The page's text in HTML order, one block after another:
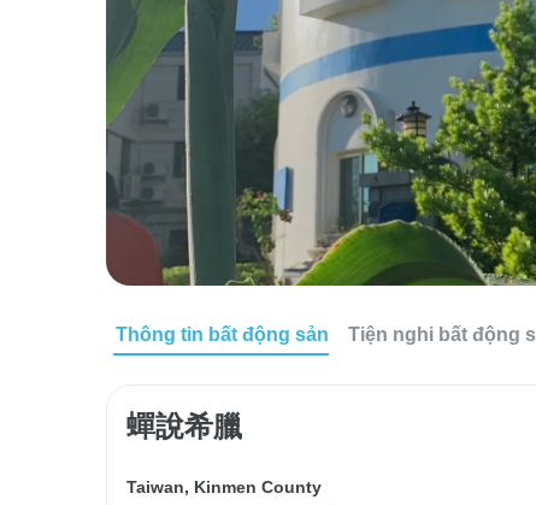
Thông tin bất động sản Tiện nghi bất động
蟬說希臘
Taiwan, Kinmen County